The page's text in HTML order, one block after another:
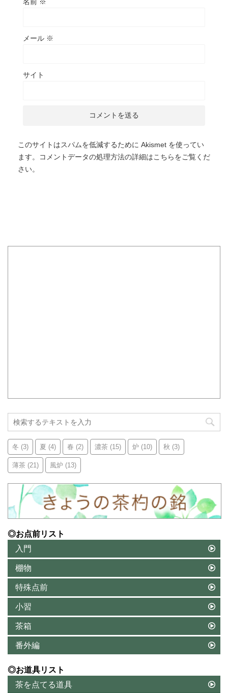
メール ※
サイト
このサイトはスパムを低減するために Akismet を使ってい
ます。
コメントデータの処理方法の詳細はこちらをご覧くだ
さい。
冬 (3) 夏 (4) 春 (2) 濃茶 (15) 炉 (10) 秋 (3)
薄茶 (21) 風炉 (13)
◎お点前リスト
入門
棚物
特殊点前
小習
茶箱
番外編
◎お道具リスト
茶を点てる道具